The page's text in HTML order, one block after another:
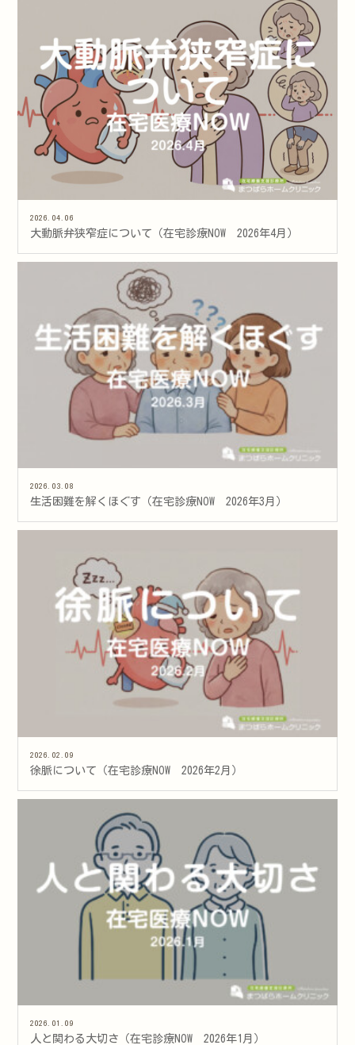
2026.04.06
大動脈弁狭窄症について（在宅診療NOW 2026年4月）
2026.03.08
生活困難を解くほぐす（在宅診療NOW 2026年3月）
2026.02.09
徐脈について（在宅診療NOW 2026年2月）
2026.01.09
人と関わる大切さ（在宅診療NOW 2026年1月）